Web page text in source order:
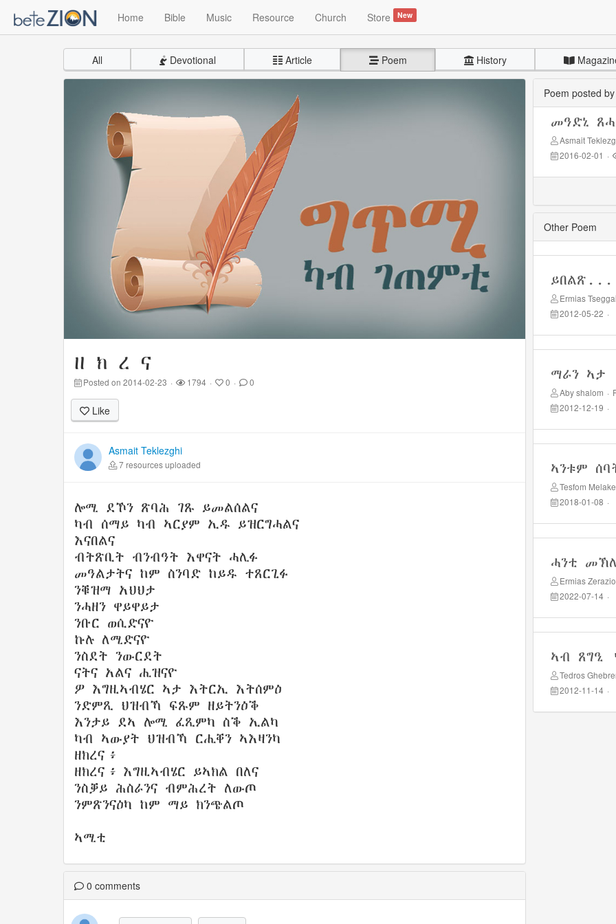
Home Bible Music Resource Church Store New
All Devotional Article Poem History
ዘ ክ ረ ና
Posted on 2014-02-23 · 1794 · 0 · 0
Like
Asmait Teklezghi
7 resources uploaded
ሎሚ ደኾን ጽባሕ ገጹ ይመልሰልና
ካብ ሰማይ ካብ ኣርያም ኢዱ ይዝርግሓልና
እናበልና
ብትጽቢት ብንብዓት እዋናት ሓሊፉ
መዓልታትና ከም ስንባድ ከይዱ ተጸርጊፉ
ንቑዝማ አህህታ
ንሓዘን ዋይዋይታ
ንቡር ወሲድናዮ
ኩሉ ለሚድናዮ
ንስደት ንውርደት
ናትና አልና ሒዝናዮ
ዎ እግዚኣብሄር ኣታ እትርኢ እትሰምዕ
ንድምጺ ህዝብኻ ፍጹም ዘይትንዕቕ
እንታይ ደኣ ሎሚ ፈጺምካ ስቕ ኢልካ
ካብ ኣውያት ህዝብኻ ርሒቐን ኣእዛንካ
ዘክረና፥
ዘክረና፥ እግዚኣብሄር ይኣክል በለና
ንስቓይ ሕስራንና ብምሕረት ለውጦ
ንምጽንናዕካ ከም ማይ ክንጭልጦ
ኣሚቲ
0 comments
Poem posted by
መዓድኒ
Asmait
2016-02-01 ·
Other Poem
ይበልጽ...
Ermias Tseggai
2012-05-22 ·
ማራን ኣታ
Aby shalom ·
2012-12-19 ·
ኣንቱም
Tesfom Melake
2018-01-08 ·
ሓንቲ
Ermias
2022-07-14 ·
ኣብ ጸግዒ
Tedros
2012-11-14 ·